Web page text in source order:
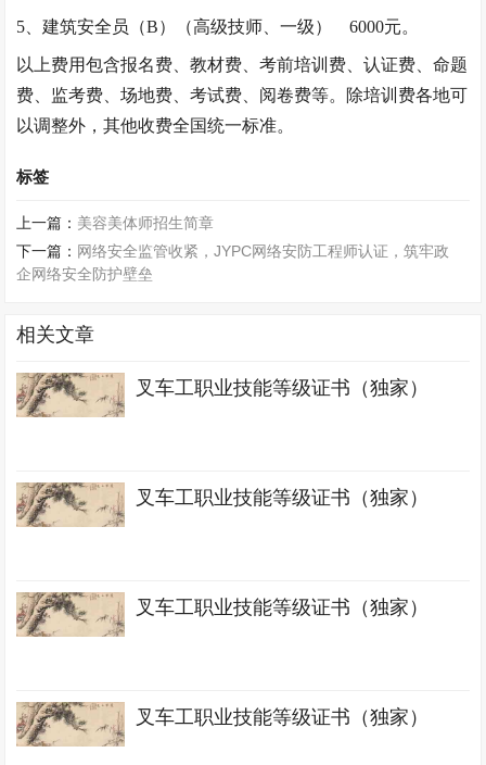
5、建筑安全员 （B） （高级技师、一级） 6000元。
以上费用包含报名费、教材费、考前培训费、认证费、命题
费、监考费、场地费、考试费、阅卷费等。除培训费各地可
以调整外，其他收费全国统一标准。
标签
上一篇： 美容美体师招生简章
下一篇： 网络安全监管收紧，JYPC网络安防工程师认证，筑牢政
企网络安全防护壁垒
相关文章
叉车工职业技能等级证书（独家）
叉车工职业技能等级证书（独家）
叉车工职业技能等级证书（独家）
叉车工职业技能等级证书（独家）